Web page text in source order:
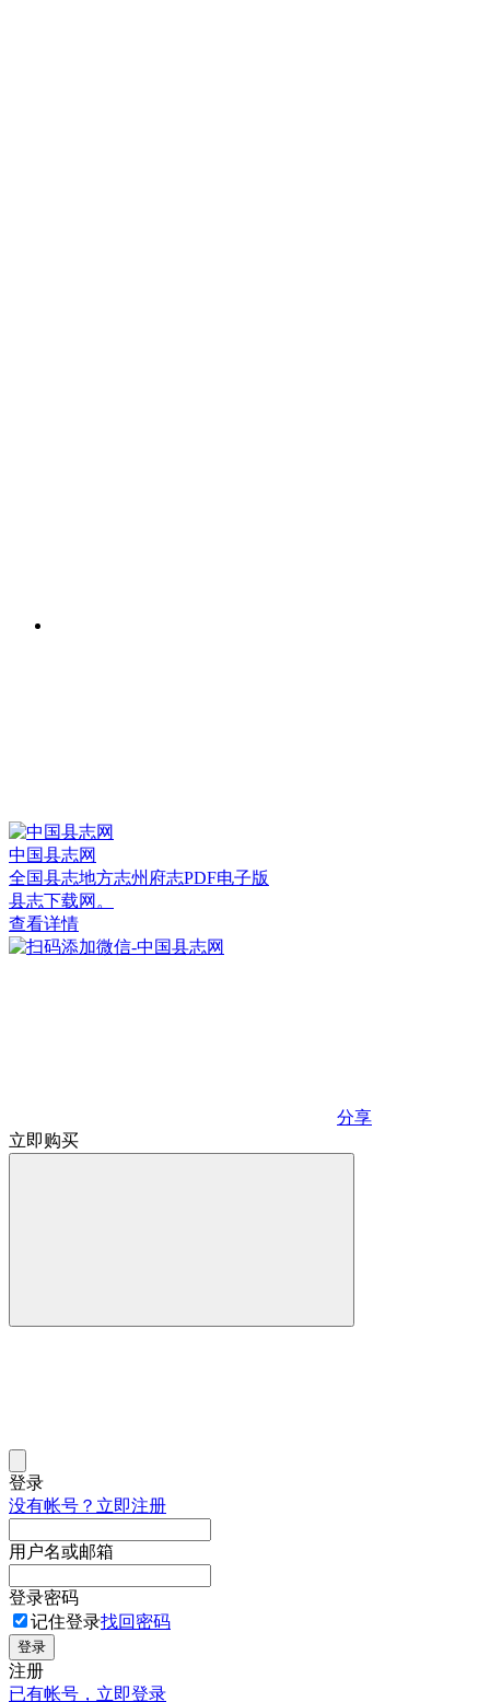
中国县志网
全国县志地方志州府志PDF电子版
县志下载网。
查看详情
分享
立即购买
登录
没有帐号？立即注册
用户名或邮箱
登录密码
记住登录找回密码
登录
注册
已有帐号，立即登录